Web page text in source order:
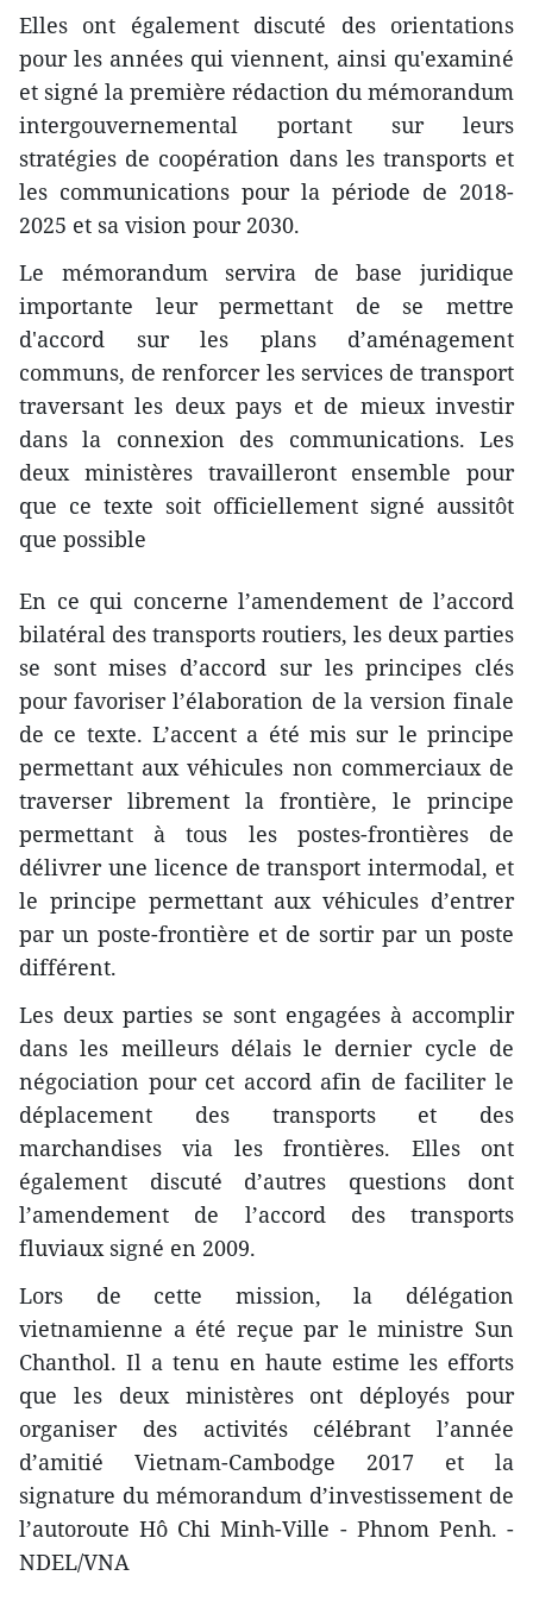
Elles ont également discuté des orientations
pour les années qui viennent, ainsi qu'examiné
et signé la première rédaction du mémorandum
intergouvernemental portant sur leurs
stratégies de coopération dans les transports et
les communications pour la période de 2018-
2025 et sa vision pour 2030.
Le mémorandum servira de base juridique
importante leur permettant de se mettre
d'accord sur les plans d’aménagement
communs, de renforcer les services de transport
traversant les deux pays et de mieux investir
dans la connexion des communications. Les
deux ministères travailleront ensemble pour
que ce texte soit officiellement signé aussitôt
que possible
En ce qui concerne l’amendement de l’accord
bilatéral des transports routiers, les deux parties
se sont mises d’accord sur les principes clés
pour favoriser l’élaboration de la version finale
de ce texte. L’accent a été mis sur le principe
permettant aux véhicules non commerciaux de
traverser librement la frontière, le principe
permettant à tous les postes-frontières de
délivrer une licence de transport intermodal, et
le principe permettant aux véhicules d’entrer
par un poste-frontière et de sortir par un poste
différent.
Les deux parties se sont engagées à accomplir
dans les meilleurs délais le dernier cycle de
négociation pour cet accord afin de faciliter le
déplacement des transports et des
marchandises via les frontières. Elles ont
également discuté d’autres questions dont
l’amendement de l’accord des transports
fluviaux signé en 2009.
Lors de cette mission, la délégation
vietnamienne a été reçue par le ministre Sun
Chanthol. Il a tenu en haute estime les efforts
que les deux ministères ont déployés pour
organiser des activités célébrant l’année
d’amitié Vietnam-Cambodge 2017 et la
signature du mémorandum d’investissement de
l’autoroute Hô Chi Minh-Ville - Phnom Penh. -
NDEL/VNA